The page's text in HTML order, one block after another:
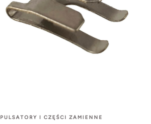
PULSATORY I CZĘŚCI ZAMIENNE